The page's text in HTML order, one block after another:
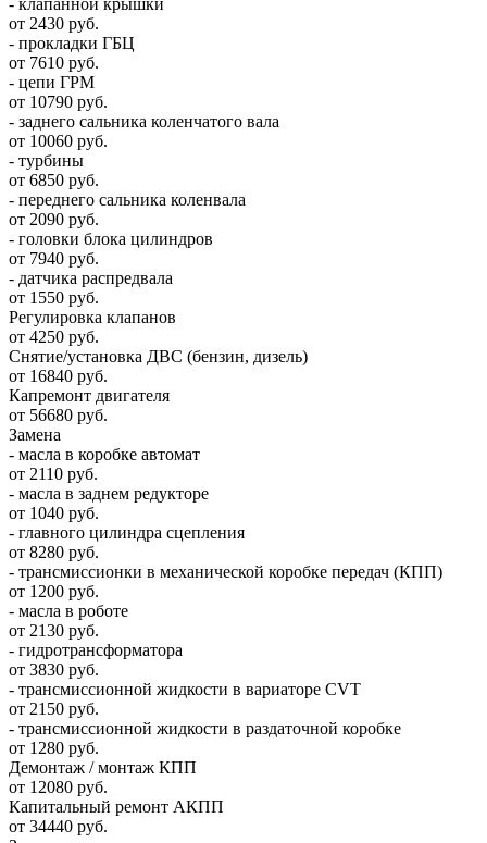
- клапанной крышки
от 2430 руб.
- прокладки ГБЦ
от 7610 руб.
- цепи ГРМ
от 10790 руб.
- заднего сальника коленчатого вала
от 10060 руб.
- турбины
от 6850 руб.
- переднего сальника коленвала
от 2090 руб.
- головки блока цилиндров
от 7940 руб.
- датчика распредвала
от 1550 руб.
Регулировка клапанов
от 4250 руб.
Снятие/установка ДВС (бензин, дизель)
от 16840 руб.
Капремонт двигателя
от 56680 руб.
Замена
- масла в коробке автомат
от 2110 руб.
- масла в заднем редукторе
от 1040 руб.
- главного цилиндра сцепления
от 8280 руб.
- трансмиссионки в механической коробке передач (КПП)
от 1200 руб.
- масла в роботе
от 2130 руб.
- гидротрансформатора
от 3830 руб.
- трансмиссионной жидкости в вариаторе CVT
от 2150 руб.
- трансмиссионной жидкости в раздаточной коробке
от 1280 руб.
Демонтаж / монтаж КПП
от 12080 руб.
Капитальный ремонт АКПП
от 34440 руб.